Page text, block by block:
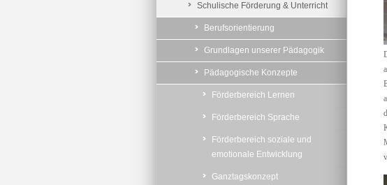
Schulische Förderung & Unterricht
Berufsorientierung
Grundlagen unserer Pädagogik
Pädagogische Konzepte
Förderbereich Lernen
Förderbereich Sprache
Förderbereich soziale und
emotionale Entwicklung
Ganztagskonzept